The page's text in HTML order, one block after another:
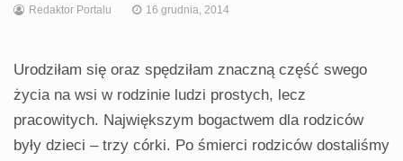
Redaktor Portalu 16 grudnia, 2014
Urodziłam się oraz spędziłam znaczną część swego
życia na wsi w rodzinie ludzi prostych, lecz
pracowitych. Największym bogactwem dla rodziców
były dzieci – trzy córki. Po śmierci rodziców dostaliśmy